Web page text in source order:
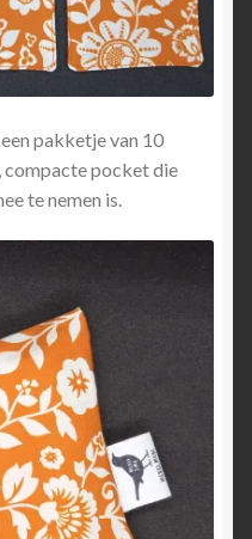
pakketje van 10
compacte pocket die
te nemen is.